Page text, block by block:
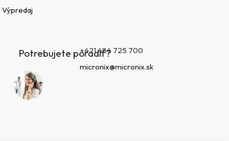
Výpredaj
Potrebujete poradiť?+421 484 725 700
micronix@micronix.sk